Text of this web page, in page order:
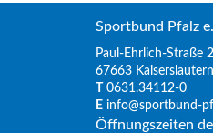
Sportbund Pfalz
Paul-Ehrlich-Straße
67663 Kaiserslautern
T0631.34112-0
E info@sportbund-
Öffnungszeiten